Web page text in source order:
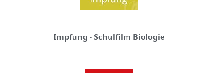
Impfung - Schulfilm Biologie